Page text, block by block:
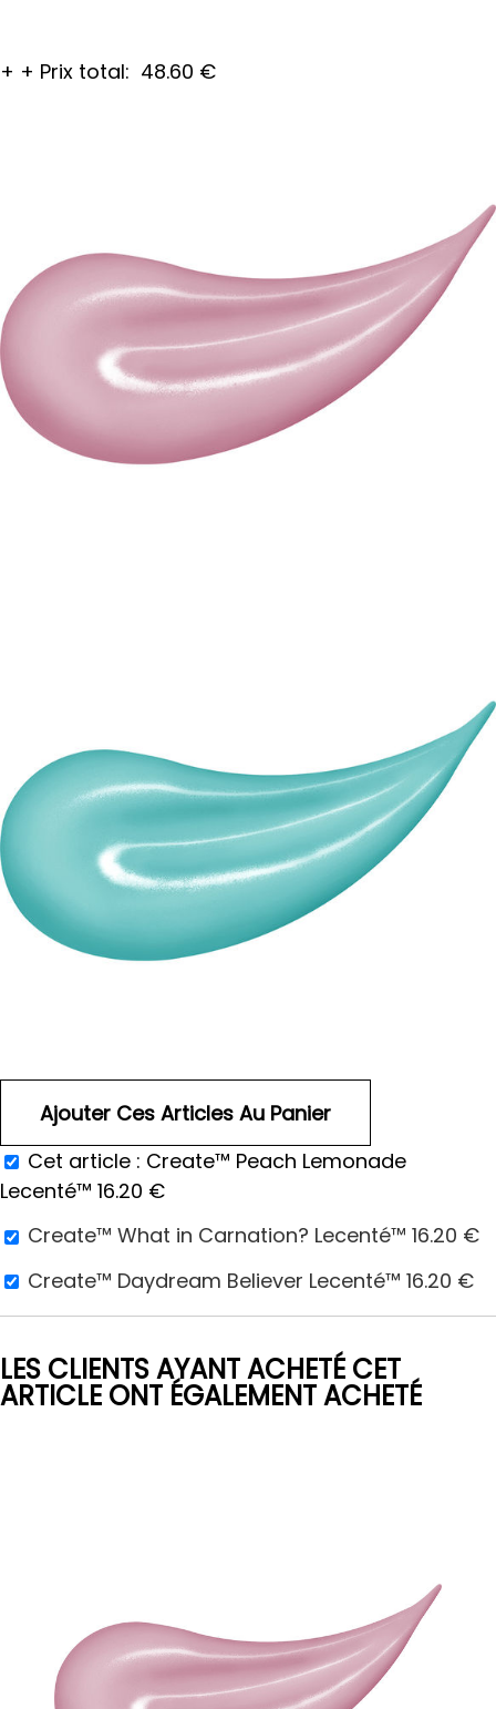
+ + Prix total: 48.60 €
Cet article : Create™ Peach Lemonade
Lecenté™ 16.20 €
Create™ What in Carnation? Lecenté™ 16.20 €
Create™ Daydream Believer Lecenté™ 16.20 €
LES CLIENTS AYANT ACHETÉ CET
ARTICLE ONT ÉGALEMENT ACHETÉ